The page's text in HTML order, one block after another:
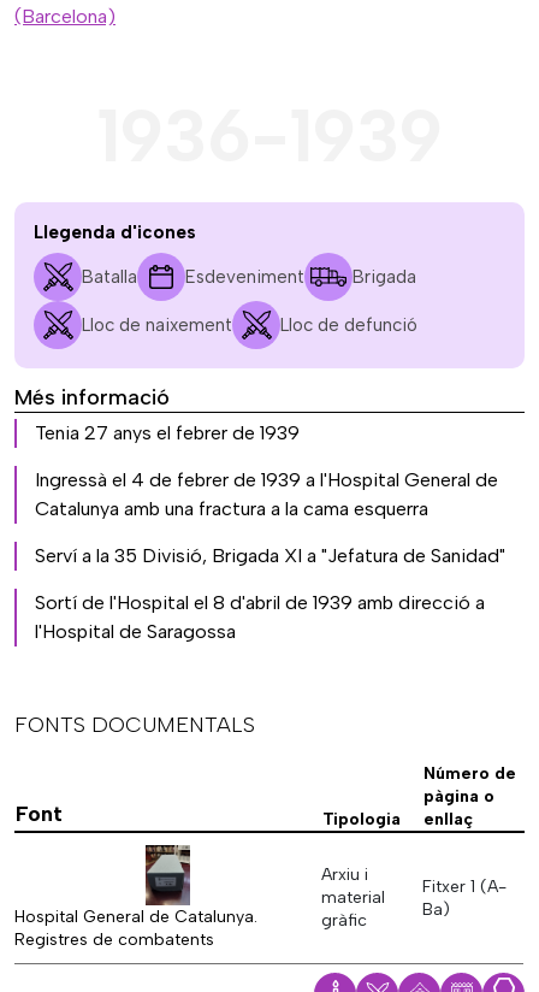
(Barcelona)
Llegenda d'icones
Batalla Esdeveniment Brigada
Lloc de naixement Lloc de defunció
Més informació
Tenia 27 anys el febrer de 1939
Ingressà el 4 de febrer de 1939 a l'Hospital General de
Catalunya amb una fractura a la cama esquerra
Serví a la 35 Divisió, Brigada XI a "Jefatura de Sanidad"
Sortí de l'Hospital el 8 d'abril de 1939 amb direcció a
l'Hospital de Saragossa
FONTS DOCUMENTALS
Font Tipologia
Número de
pàgina o
enllaç
Hospital General de Catalunya.
Registres de combatents
Arxiu i
material
gràfic
Fitxer 1 (A-
Ba)